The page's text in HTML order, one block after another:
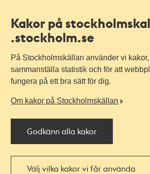
Kakor på
.stockholm.se
På Stockholmskällan använder vi
sammanställa statistik och för att
fungera på ett bra sätt för dig.
Om kakor på Stockholmskällan
Godkänn alla kakor
Välj vilka kakor vi får använda